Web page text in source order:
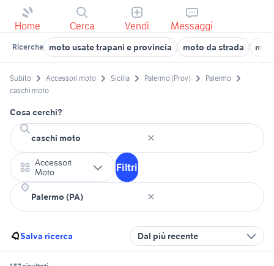
Home Cerca Vendi Messaggi
Ricerche moto usate trapani e provincia moto da strada
Subito Accessori moto Sicilia Palermo (Prov)
Palermo
caschi moto
Cosa cerchi?
Accessori
Moto
Filtri
Salva ricerca Dal più recente